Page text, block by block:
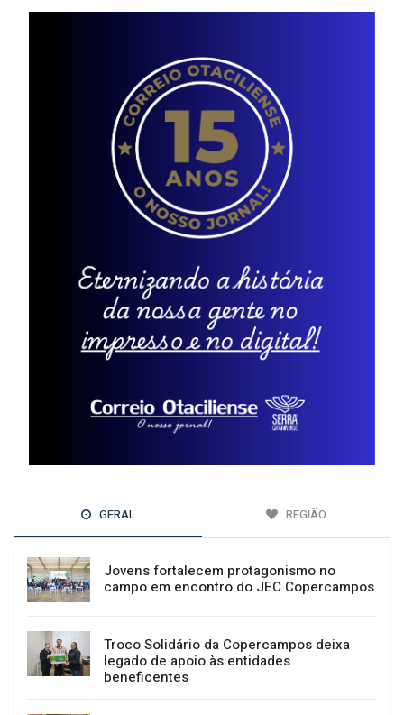
GERAL REGIÃO
Jovens fortalecem protagonismo no
campo em encontro do JEC Copercampos
Troco Solidário da Copercampos deixa
legado de apoio às entidades
beneficentes